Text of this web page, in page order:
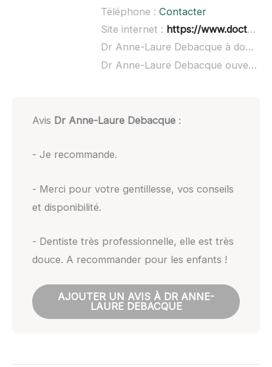
Téléphone : Contacter
Site internet : https://www.doctolib.fr/dentiste/saint-aubin-de-medoc/anne-laure-debacque
Dr Anne-Laure Debacque à domicile :
Dr Anne-Laure Debacque ouvert dimanche :
Avis Dr Anne-Laure Debacque:
- Je recommande.
- Merci pour votre gentillesse, vos conseils
et disponibilité.
- Dentiste très professionnelle, elle est très
douce. A recommander pour les enfants !
AJOUTER UN AVIS À DR ANNE-
LAURE DEBACQUE